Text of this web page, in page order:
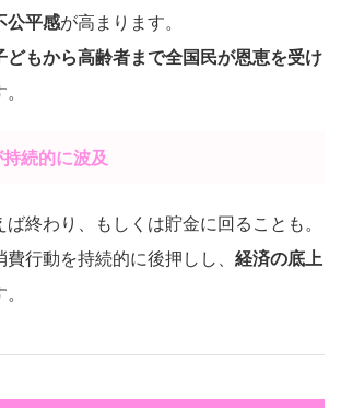
公平感が高まります。
どもから高齢者まで全国民が恩恵を受け
続的に波及
終わり、もしくは貯金に回ることも。
行動を持続的に後押しし、 経済の底上